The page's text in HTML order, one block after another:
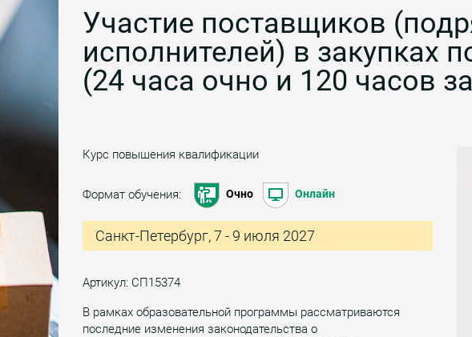
Участие поставщиков
исполнителей) в закупках
(24 часа очно и 120 часов
Курс повышения квалификации
Формат обучения: Очно Онлайн
Санкт-Петербург, 7 - 9 июля 2027
Артикул: СП15374
В рамках образовательной программы рассматриваются
последние изменения законодательства о